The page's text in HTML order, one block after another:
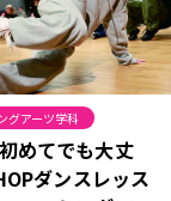
グアーツ学科
めてでも大丈
ダンスレッス